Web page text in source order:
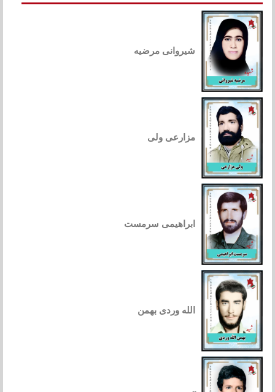
شیروانی مرضیه
مزارعی ولی
ابراهیمی سرمست
الله وردی بهمن